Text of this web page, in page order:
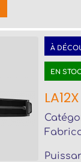
À
EN
LA12X